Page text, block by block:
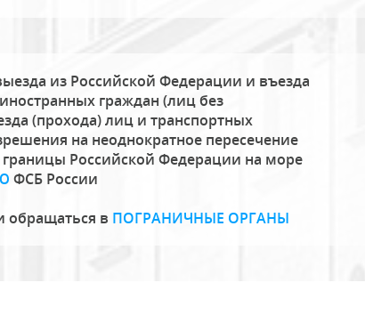
из Российской Федерации и въезда
граждан (лиц без
(прохода) лиц и транспортных
на неоднократное пересечение
Российской Федерации на море
ФСБ России
обращаться в ПОГРАНИЧНЫЕ ОРГАНЫ